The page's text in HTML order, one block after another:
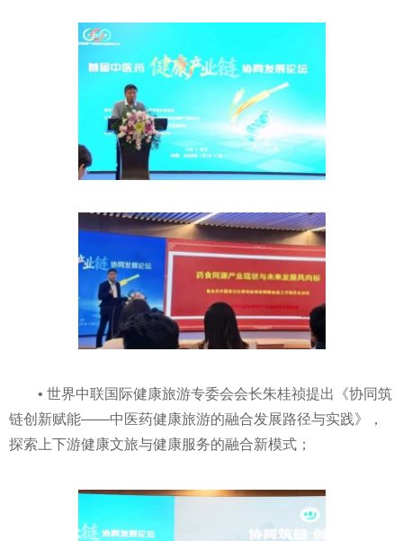
• 世界中联国际健康旅游专委会会长朱桂祯提出《协同筑
链创新赋能——中医药健康旅游的融合发展路径与实践》，
探索上下游健康文旅与健康服务的融合新模式；